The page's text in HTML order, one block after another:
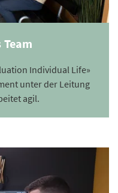
Individual Life»
unter der Leitung
agil.